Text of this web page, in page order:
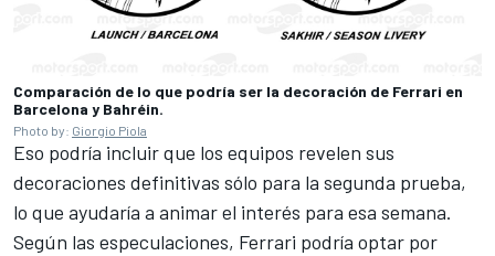
Comparación de lo que podría ser la decoración de Ferrari en
Barcelona y Bahréin.
Photo by: Giorgio Piola
Eso podría incluir que los equipos revelen sus
decoraciones definitivas sólo para la segunda prueba,
lo que ayudaría a animar el interés para esa semana.
Según las especulaciones, Ferrari podría optar por